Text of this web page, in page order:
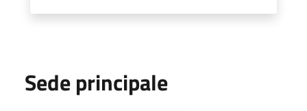
Sede principale